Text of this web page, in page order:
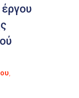
,